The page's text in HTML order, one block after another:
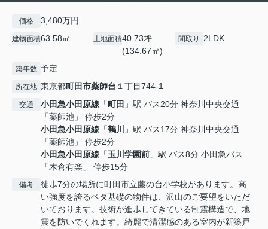
価格 3,480万円
建物面積63.58㎡ 土地面積40.73坪
(134.67㎡)
間取り 2LDK
築年数 予定
所在地 東京都町田市薬師台 １丁目744-1
交通 小田急小田原線 「町田 」駅 バス20分 神奈川中央交通
「薬師池」 停歩2分
小田急小田原線 「鶴川
」駅 バス17分 神奈川中央交通
「薬師池」 停歩2分
小田急小田原線 「玉川学園前 」駅 バス8分 小田急バス
「木倉有楽」 停歩15分
備考
徒歩7分の場所に町田市立藤の台小学校があります。高
い強度を誇るベタ基礎の物件は、沢山のご要望をいただ
いております。技術が進歩してきている制震構造で、地
震を防いでくれます。綺麗で清潔感のある室内が新築戸